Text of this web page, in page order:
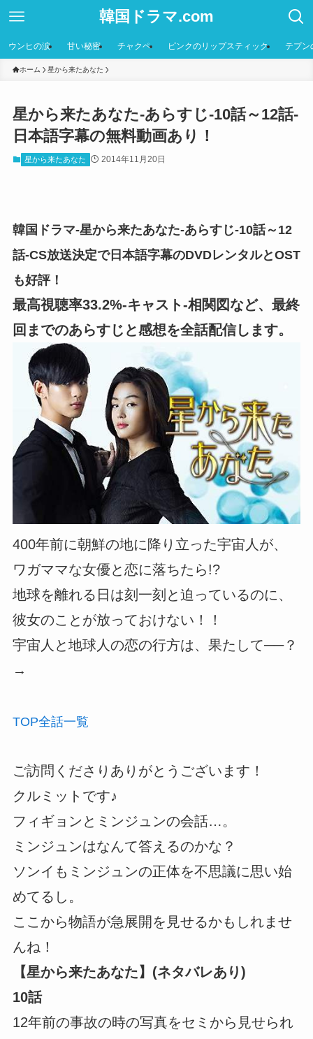
韓国ドラマ.com
ウンヒの涙 甘い秘密 チャクペ ピンクのリップスティック テプン
ホーム 星から来たあなた
星から来たあなた-あらすじ-10話～12話-
日本語字幕の無料動画あり！
星から来たあなた 2014年11月20日
韓国ドラマ-星から来たあなた-あらすじ-10話～12
話-CS放送決定で日本語字幕のDVDレンタルとOST
も好評！
最高視聴率33.2%-キャスト-相関図など、最終
回までのあらすじと感想を全話配信します。
400年前に朝鮮の地に降り立った宇宙人が、
ワガママな女優と恋に落ちたら!?
地球を離れる日は刻一刻と迫っているのに、
彼女のことが放っておけない！！
宇宙人と地球人の恋の行方は、果たして──？
→
TOP全話一覧
ご訪問くださりありがとうございます！
クルミットです♪
フィギョンとミンジュンの会話…。
ミンジュンはなんて答えるのかな？
ソンイもミンジュンの正体を不思議に思い始
めてるし。
ここから物語が急展開を見せるかもしれませ
んね！
【星から来たあなた】(ネタバレあり)
10話
12年前の事故の時の写真をセミから見せられ